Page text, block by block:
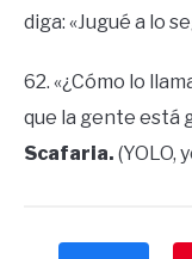
diga: «Jugué a lo
62. «¿Cómo lo
que la gente está
Scafaria. (YOLO,